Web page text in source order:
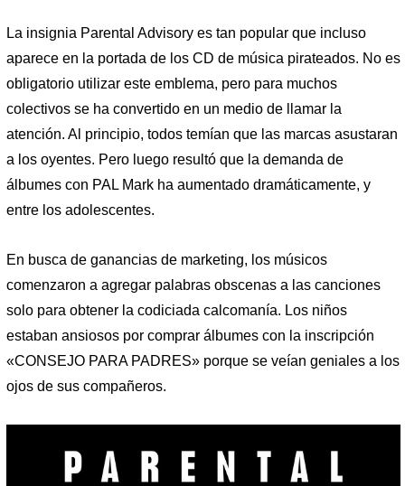
La insignia Parental Advisory es tan popular que incluso
aparece en la portada de los CD de música pirateados. No es
obligatorio utilizar este emblema, pero para muchos
colectivos se ha convertido en un medio de llamar la
atención. Al principio, todos temían que las marcas asustaran
a los oyentes. Pero luego resultó que la demanda de
álbumes con PAL Mark ha aumentado dramáticamente, y
entre los adolescentes.
En busca de ganancias de marketing, los músicos
comenzaron a agregar palabras obscenas a las canciones
solo para obtener la codiciada calcomanía. Los niños
estaban ansiosos por comprar álbumes con la inscripción
«CONSEJO PARA PADRES» porque se veían geniales a los
ojos de sus compañeros.